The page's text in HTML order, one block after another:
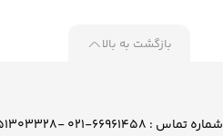
بازگشت به بالا
شماره تماس : ۶۶۹۶۱۴۵۸-۰۲۱ -۰۹۳۵۱۳۰۳۳۲۸